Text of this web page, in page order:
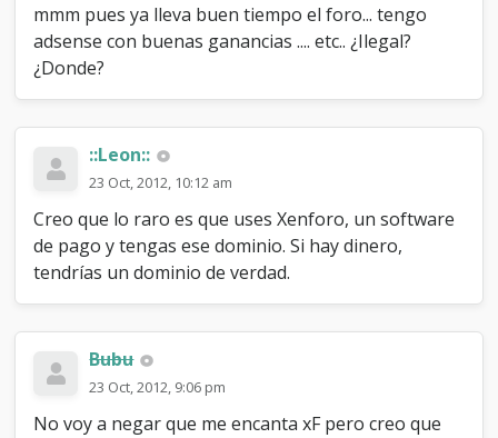
mmm pues ya lleva buen tiempo el foro... tengo
adsense con buenas ganancias .... etc.. ¿Ilegal?
¿Donde?
::Leon::
23 Oct, 2012, 10:12 am
Creo que lo raro es que uses Xenforo, un software
de pago y tengas ese dominio. Si hay dinero,
tendrías un dominio de verdad.
Bubu
23 Oct, 2012, 9:06 pm
No voy a negar que me encanta xF pero creo que